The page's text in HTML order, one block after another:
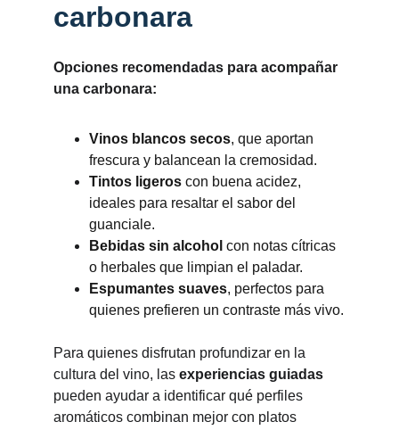
carbonara
Opciones recomendadas para acompañar
una carbonara:
Vinos blancos secos, que aportan
frescura y balancean la cremosidad.
Tintos ligeros con buena acidez,
ideales para resaltar el sabor del
guanciale.
Bebidas sin alcohol con notas cítricas
o herbales que limpian el paladar.
Espumantes suaves, perfectos para
quienes prefieren un contraste más vivo.
Para quienes disfrutan profundizar en la
cultura del vino, las experiencias guiadas
pueden ayudar a identificar qué perfiles
aromáticos combinan mejor con platos